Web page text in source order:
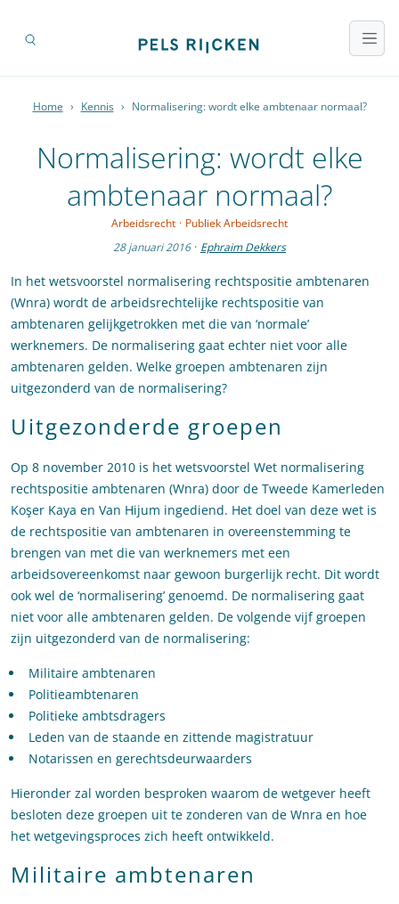
Home › Kennis › Normalisering: wordt elke ambtenaar normaal?
Normalisering: wordt elke
ambtenaar normaal?
Arbeidsrecht · Publiek Arbeidsrecht
28 januari 2016 · Ephraim Dekkers
In het wetsvoorstel normalisering rechtspositie ambtenaren
(Wnra) wordt de arbeidsrechtelijke rechtspositie van
ambtenaren gelijkgetrokken met die van ‘normale’
werknemers. De normalisering gaat echter niet voor alle
ambtenaren gelden. Welke groepen ambtenaren zijn
uitgezonderd van de normalisering?
Uitgezonderde groepen
Op 8 november 2010 is het wetsvoorstel Wet normalisering
rechtspositie ambtenaren (Wnra) door de Tweede Kamerleden
Koşer Kaya en Van Hijum ingediend. Het doel van deze wet is
de rechtspositie van ambtenaren in overeenstemming te
brengen van met die van werknemers met een
arbeidsovereenkomst naar gewoon burgerlijk recht. Dit wordt
ook wel de ‘normalisering’ genoemd. De normalisering gaat
niet voor alle ambtenaren gelden. De volgende vijf groepen
zijn uitgezonderd van de normalisering:
Militaire ambtenaren
Politieambtenaren
Politieke ambtsdragers
Leden van de staande en zittende magistratuur
Notarissen en gerechtsdeurwaarders
Hieronder zal worden besproken waarom de wetgever heeft
besloten deze groepen uit te zonderen van de Wnra en hoe
het wetgevingsproces zich heeft ontwikkeld.
Militaire ambtenaren